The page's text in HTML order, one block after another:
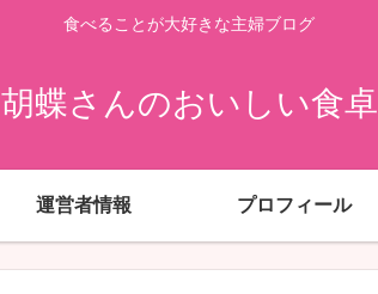
食べることが大好きな主婦ブログ
胡蝶さんのおいしい食卓
運営者情報 プロフィール